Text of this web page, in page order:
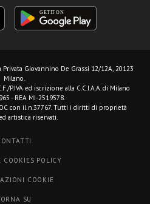
Privata Giovannino De Grassi 12/12A, 20123
Milano.
P.IVA ed iscrizione alla C.C.I.A.A. di Milano
- REA MI-2519578.
con il n.37767. Tutti i diritti di proprietà
artistica riservati.
COOKIES POLICY
COOKIE
SU